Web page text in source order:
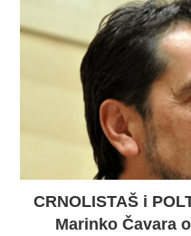
CRNOLISTAŠ i
Marinko Čavara